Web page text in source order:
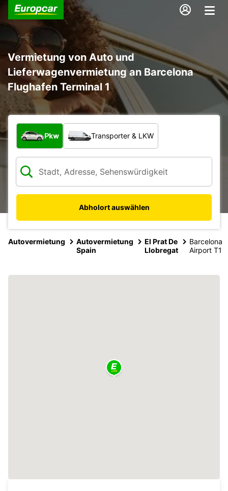
Vermietung von Auto und
Lieferwagenvermietung an Barcelona
Flughafen Terminal 1
Welche Art von Fahrzeug?
Pkw Transporter & LKW
Abholort auswählen
Autovermietung
Autovermietung
Spain
El Prat De
Llobregat
Barcelona
Airport T1